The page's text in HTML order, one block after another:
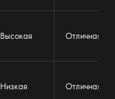
Высокая Отличная
Низкая Отличная